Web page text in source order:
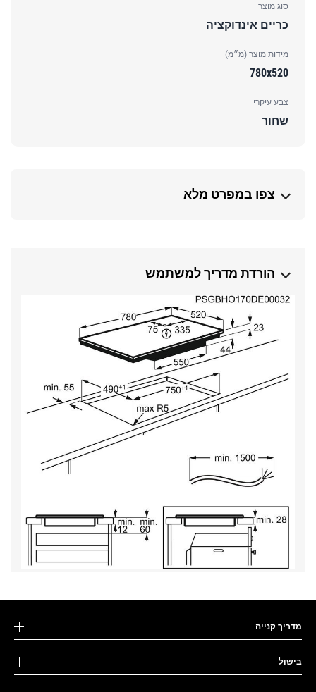
סוג מוצר
כריים אינדוקציה
מידות מוצר (מ״מ)
780x520
צבע עיקרי
שחור
צפו במפרט מלא
הורדת מדריך למשתמש
מדריך קנייה
בישול